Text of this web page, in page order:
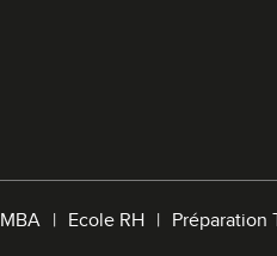
MBA Ecole RH Préparation